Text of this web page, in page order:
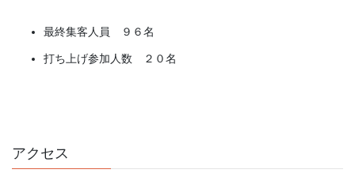
最終集客人員 ９６名
打ち上げ参加人数 ２０名
アクセス